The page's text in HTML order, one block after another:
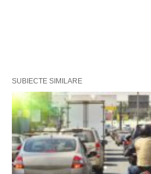
SUBIECTE SIMILARE